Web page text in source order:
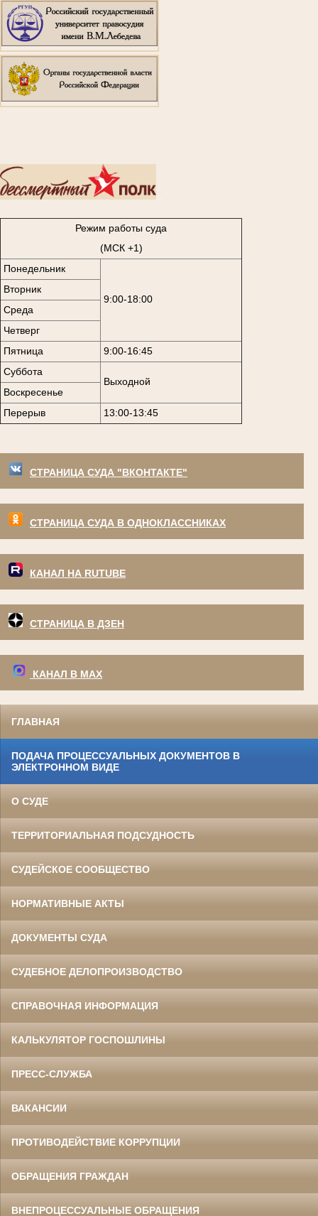
Режим работы суда
(МСК +1)
Понедельник
9:00-18:00
Вторник
Среда
Четверг
Пятница
9:00-16:45
Суббота
Выходной
Воскресенье
Перерыв
13:00-13:45
СТРАНИЦА СУДА "ВКОНТАКТЕ"
СТРАНИЦА СУДА В ОДНОКЛАССНИКАХ
КАНАЛ НА RUTUBE
СТРАНИЦА В ДЗЕН
КАНАЛ В МАХ
ГЛАВНАЯ
ПОДАЧА ПРОЦЕССУАЛЬНЫХ ДОКУМЕНТОВ В
ЭЛЕКТРОННОМ ВИДЕ
О СУДЕ
ТЕРРИТОРИАЛЬНАЯ ПОДСУДНОСТЬ
СУДЕЙСКОЕ СООБЩЕСТВО
НОРМАТИВНЫЕ АКТЫ
ДОКУМЕНТЫ СУДА
СУДЕБНОЕ ДЕЛОПРОИЗВОДСТВО
СПРАВОЧНАЯ ИНФОРМАЦИЯ
КАЛЬКУЛЯТОР ГОСПОШЛИНЫ
ПРЕСС-СЛУЖБА
ВАКАНСИИ
ПРОТИВОДЕЙСТВИЕ КОРРУПЦИИ
ОБРАЩЕНИЯ ГРАЖДАН
ВНЕПРОЦЕССУАЛЬНЫЕ ОБРАЩЕНИЯ